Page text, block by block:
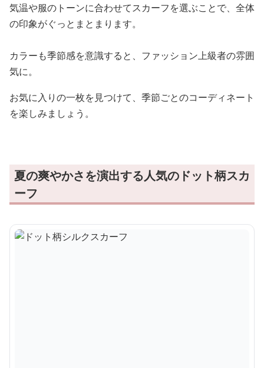
気温や服のトーンに合わせてスカーフを選ぶことで、全体
の印象がぐっとまとまります。
カラーも季節感を意識すると、ファッション上級者の雰囲
気に。
お気に入りの一枚を見つけて、季節ごとのコーディネート
を楽しみましょう。
夏の爽やかさを演出する人気のドット柄スカ
ーフ